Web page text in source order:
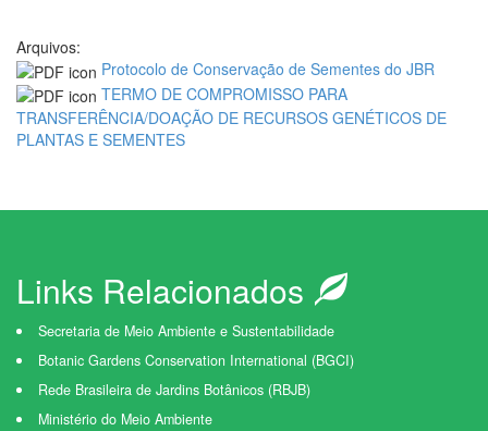
Arquivos:
Protocolo de Conservação de Sementes do JBR
TERMO DE COMPROMISSO PARA
TRANSFERÊNCIA/DOAÇÃO DE RECURSOS GENÉTICOS DE
PLANTAS E SEMENTES
Links Relacionados
Secretaria de Meio Ambiente e Sustentabilidade
Botanic Gardens Conservation International (BGCI)
Rede Brasileira de Jardins Botânicos (RBJB)
Ministério do Meio Ambiente